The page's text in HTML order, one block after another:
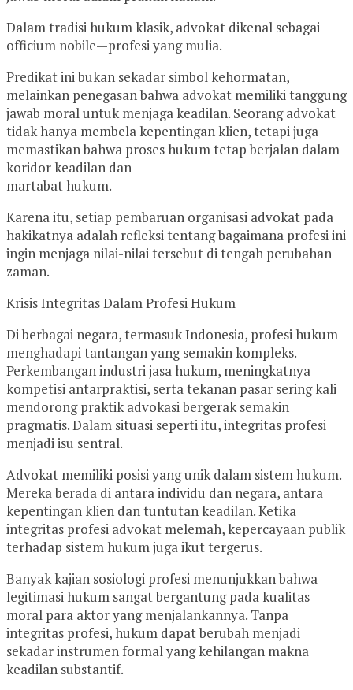
Dalam tradisi hukum klasik, advokat dikenal sebagai
officium nobile—profesi yang mulia.
Predikat ini bukan sekadar simbol kehormatan,
melainkan penegasan bahwa advokat memiliki tanggung
jawab moral untuk menjaga keadilan. Seorang advokat
tidak hanya membela kepentingan klien, tetapi juga
memastikan bahwa proses hukum tetap berjalan dalam
koridor keadilan dan
martabat hukum.
Karena itu, setiap pembaruan organisasi advokat pada
hakikatnya adalah refleksi tentang bagaimana profesi ini
ingin menjaga nilai-nilai tersebut di tengah perubahan
zaman.
Krisis Integritas Dalam Profesi Hukum
Di berbagai negara, termasuk Indonesia, profesi hukum
menghadapi tantangan yang semakin kompleks.
Perkembangan industri jasa hukum, meningkatnya
kompetisi antarpraktisi, serta tekanan pasar sering kali
mendorong praktik advokasi bergerak semakin
pragmatis. Dalam situasi seperti itu, integritas profesi
menjadi isu sentral.
Advokat memiliki posisi yang unik dalam sistem hukum.
Mereka berada di antara individu dan negara, antara
kepentingan klien dan tuntutan keadilan. Ketika
integritas profesi advokat melemah, kepercayaan publik
terhadap sistem hukum juga ikut tergerus.
Banyak kajian sosiologi profesi menunjukkan bahwa
legitimasi hukum sangat bergantung pada kualitas
moral para aktor yang menjalankannya. Tanpa
integritas profesi, hukum dapat berubah menjadi
sekadar instrumen formal yang kehilangan makna
keadilan substantif.